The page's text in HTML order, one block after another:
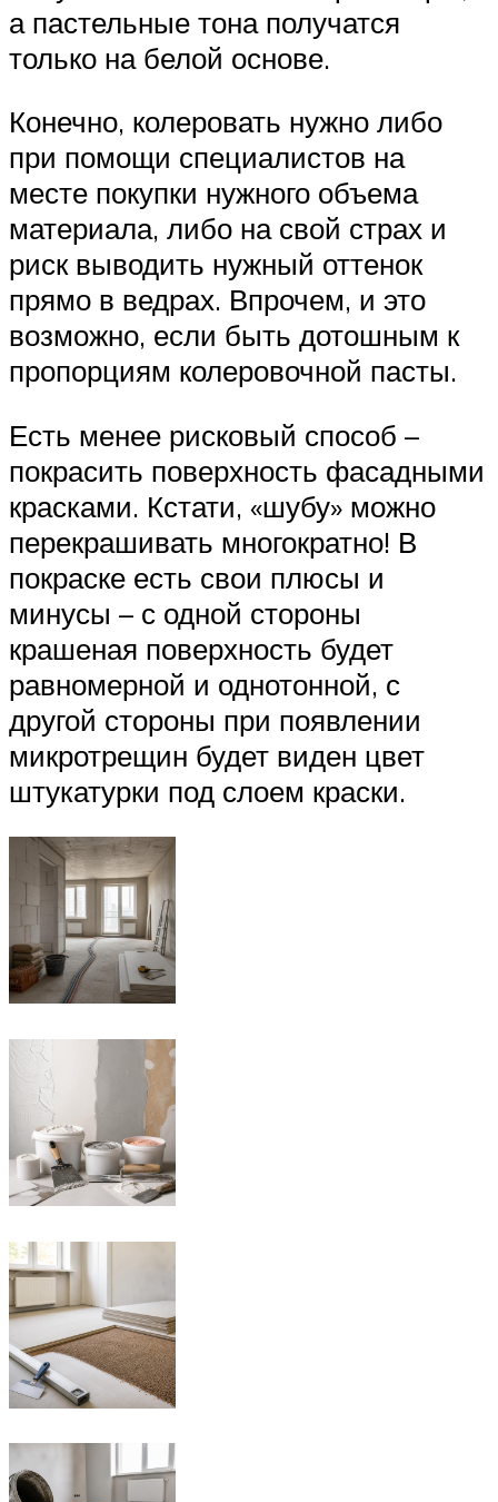
а пастельные тона получатся
только на белой основе.
Конечно, колеровать нужно либо
при помощи специалистов на
месте покупки нужного объема
материала, либо на свой страх и
риск выводить нужный оттенок
прямо в ведрах. Впрочем, и это
возможно, если быть дотошным к
пропорциям колеровочной пасты.
Есть менее рисковый способ –
покрасить поверхность фасадными
красками. Кстати, «шубу» можно
перекрашивать многократно! В
покраске есть свои плюсы и
минусы – с одной стороны
крашеная поверхность будет
равномерной и однотонной, с
другой стороны при появлении
микротрещин будет виден цвет
штукатурки под слоем краски.